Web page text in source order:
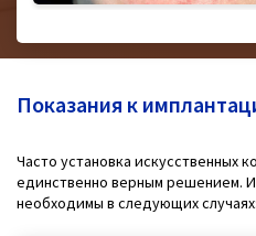
Показания к
Часто установка искусственных
единственно верным решением.
необходимы в следующих случаях: